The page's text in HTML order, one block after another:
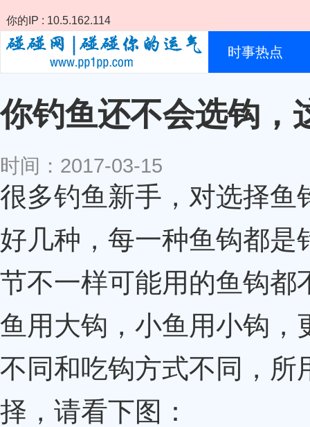
你的IP : 10.5.162.114
时事热点
你钓鱼还不会选钩，
时间：2017-03-15
很多钓鱼新手，对选择鱼
好几种，每一种鱼钩都是
节不一样可能用的鱼钩都
鱼用大钩，小鱼用小钩，
不同和吃钩方式不同，所
择，请看下图：